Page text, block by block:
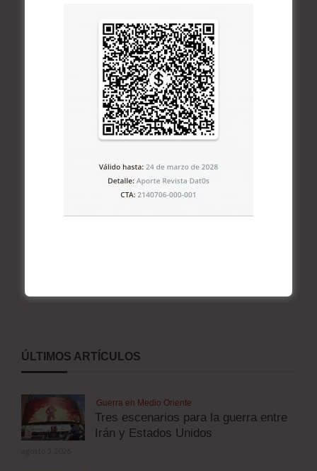
ÚLTIMOS ARTÍCULOS
Guerra en Medio Oriente
Tres escenarios para la guerra entre
Irán y Estados Unidos